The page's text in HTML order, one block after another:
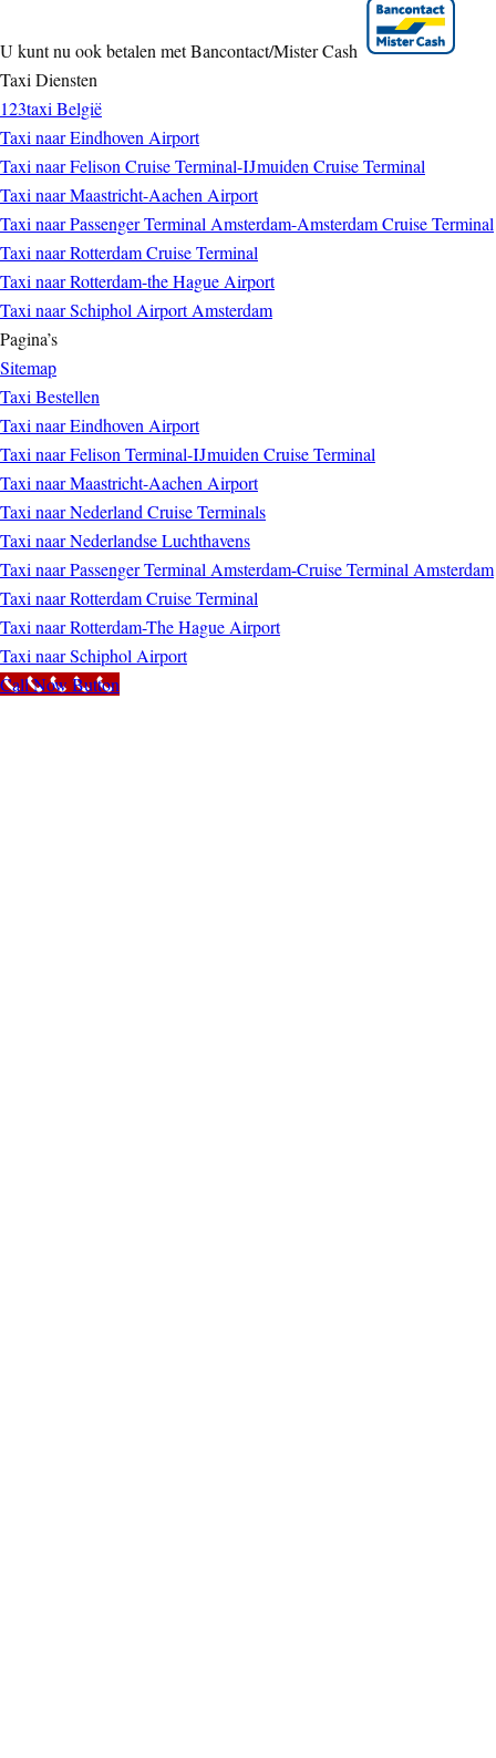
U kunt nu ook betalen met Bancontact/Mister Cash
Taxi Diensten
123taxi België
Taxi naar Eindhoven Airport
Taxi naar Felison Cruise Terminal-IJmuiden Cruise Terminal
Taxi naar Maastricht-Aachen Airport
Taxi naar Passenger Terminal Amsterdam-Amsterdam Cruise Terminal
Taxi naar Rotterdam Cruise Terminal
Taxi naar Rotterdam-the Hague Airport
Taxi naar Schiphol Airport Amsterdam
Pagina’s
Sitemap
Taxi Bestellen
Taxi naar Eindhoven Airport
Taxi naar Felison Terminal-IJmuiden Cruise Terminal
Taxi naar Maastricht-Aachen Airport
Taxi naar Nederland Cruise Terminals
Taxi naar Nederlandse Luchthavens
Taxi naar Passenger Terminal Amsterdam-Cruise Terminal Amsterdam
Taxi naar Rotterdam Cruise Terminal
Taxi naar Rotterdam-The Hague Airport
Taxi naar Schiphol Airport
Call Now Button